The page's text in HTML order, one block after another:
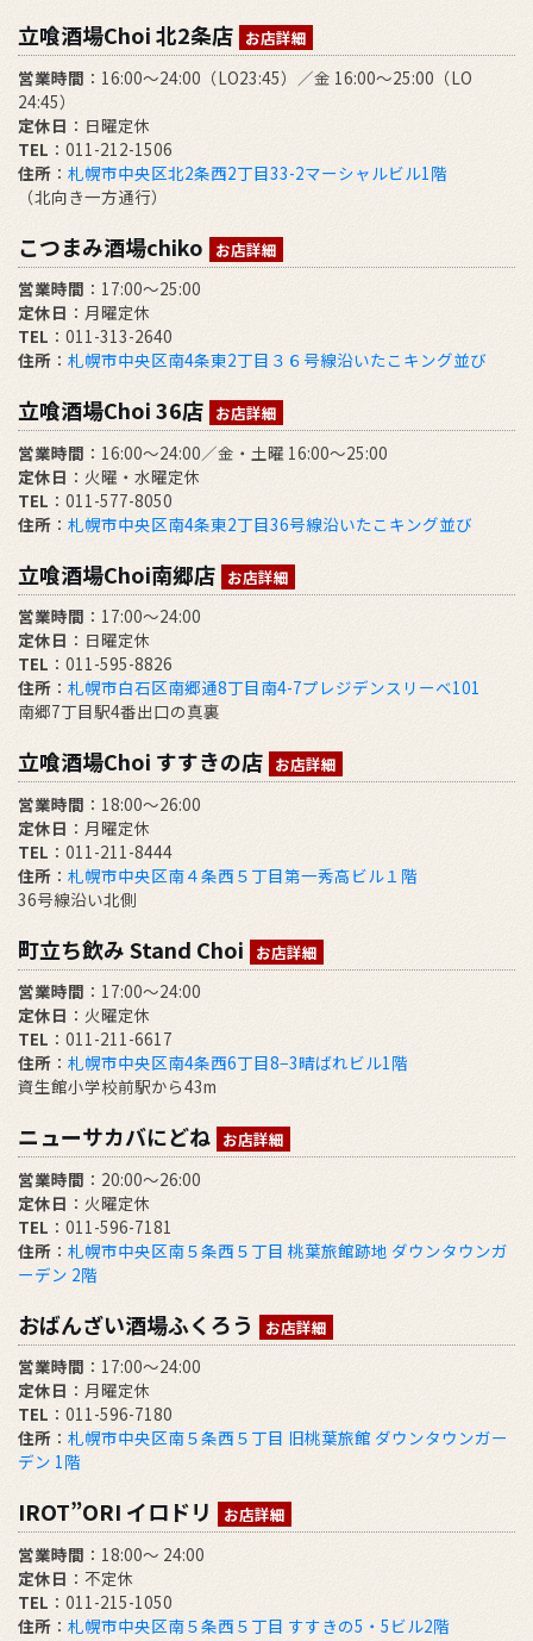
立喰酒場Choi 北2条店 お店詳細
営業時間 ：16:00～24:00（LO23:45）／金 16:00～25:00（LO
24:45）
定休日 ：日曜定休
TEL ：011-212-1506
住所 ： 札幌市中央区北2条西2丁目33-2マーシャルビル1階
（北向き一方通行）
こつまみ酒場chiko お店詳細
営業時間 ：17:00～25:00
定休日 ：月曜定休
TEL ：011-313-2640
住所 ： 札幌市中央区南4条東2丁目３６号線沿いたこキング並び
立喰酒場Choi 36店 お店詳細
営業時間 ：16:00～24:00／金・土曜 16:00～25:00
定休日 ：火曜・水曜定休
TEL ：011-577-8050
住所 ： 札幌市中央区南4条東2丁目36号線沿いたこキング並び
立喰酒場Choi南郷店 お店詳細
営業時間 ：17:00～24:00
定休日 ：日曜定休
TEL ：011-595-8826
住所 ： 札幌市白石区南郷通8丁目南4-7プレジデンスリーベ101
南郷7丁目駅4番出口の真裏
立喰酒場Choi すすきの店 お店詳細
営業時間 ：18:00～26:00
定休日 ：月曜定休
TEL ：011-211-8444
住所 ： 札幌市中央区南４条西５丁目第一秀高ビル１階
36号線沿い北側
町立ち飲み Stand Choi お店詳細
営業時間 ：17:00〜24:00
定休日 ：火曜定休
TEL ：011-211-6617
住所 ： 札幌市中央区南4条西6丁目8−3晴ばれビル1階
資生館小学校前駅から43m
ニューサカバにどね お店詳細
営業時間 ：20:00～26:00
定休日 ：火曜定休
TEL ：011-596-7181
住所 ： 札幌市中央区南５条西５丁目 桃葉旅館跡地 ダウンタウンガ
ーデン 2階
おばんざい酒場ふくろう お店詳細
営業時間 ：17:00～24:00
定休日 ：月曜定休
TEL ：011-596-7180
住所 ： 札幌市中央区南５条西５丁目 旧桃葉旅館 ダウンタウンガー
デン 1階
IROT”ORI イロドリ お店詳細
営業時間 ：18:00～ 24:00
定休日 ：不定休
TEL ：011-215-1050
住所 ： 札幌市中央区南５条西５丁目 すすきの5・5ビル2階